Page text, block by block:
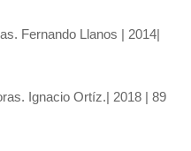
Fernando Llanos | 2014|
Ignacio Ortíz.| 2018 | 89